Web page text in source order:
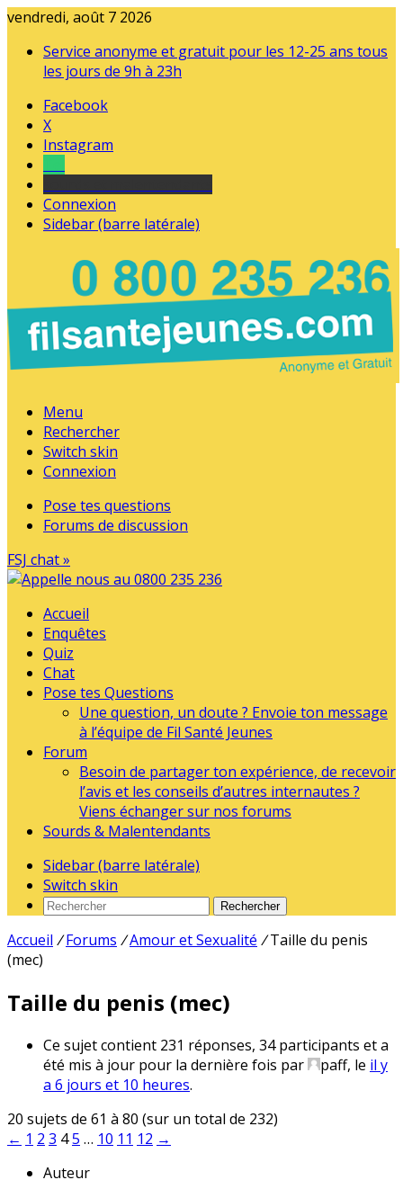
vendredi, août 7 2026
Service anonyme et gratuit pour les 12-25 ans tous
les jours de 9h à 23h
Facebook
X
Instagram
Connexion
Sidebar (barre latérale)
Menu
Rechercher
Switch skin
Connexion
Pose tes questions
Forums de discussion
FSJ chat »
Accueil
Enquêtes
Quiz
Chat
Pose tes Questions
Une question, un doute ? Envoie ton message
à l’équipe de Fil Santé Jeunes
Forum
Besoin de partager ton expérience, de recevoir
l’avis et les conseils d’autres internautes ?
Viens échanger sur nos forums
Sourds & Malentendants
Sidebar (barre latérale)
Switch skin
Rechercher
Accueil / Forums /Amour et Sexualité / Taille du penis
(mec)
Taille du penis (mec)
Ce sujet contient 231 réponses, 34 participants et a
été mis à jour pour la dernière fois par
paff, le il y
a 6 jours et 10 heures.
20 sujets de 61 à 80 (sur un total de 232)
← 1 2 3 45 … 10 11 12 →
Auteur